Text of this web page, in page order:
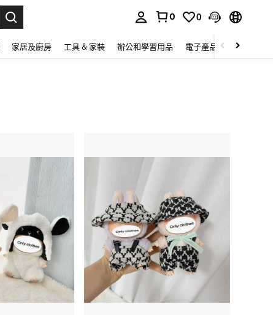
0 0
家居及廚房 工具 & 家裝 辦公和學習用品 電子產品 玩具